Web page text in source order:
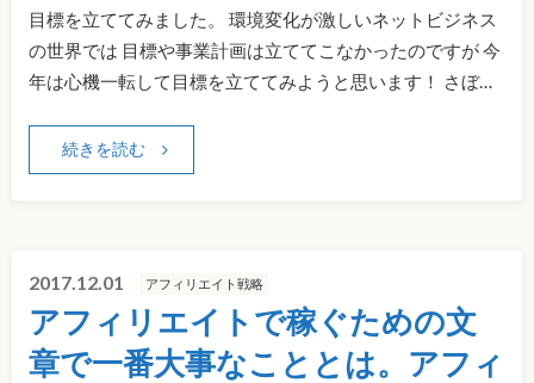
目標を立ててみました。 環境変化が激しいネットビジネス
の世界では 目標や事業計画は立ててこなかったのですが 今
年は心機一転して目標を立ててみようと思います！ さぼ…
続きを読む
2017.12.01 アフィリエイト戦略
アフィリエイトで稼ぐための文
章で一番大事なこととは。アフィ